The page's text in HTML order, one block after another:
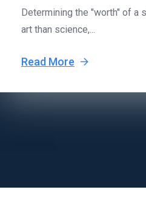
Determining the "worth" of a
art than science,...
Read More